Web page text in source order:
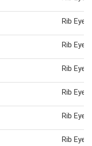
Rib Eye
Rib Eye
Rib Eye
Rib Eye
Rib Eye
Rib Eye